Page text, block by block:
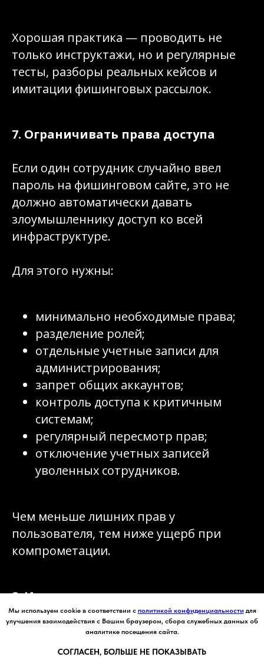
Хорошая практика — проводить не
только инструктажи, но и регулярные
тесты, разборы реальных кейсов и
имитации фишинговых рассылок.
7. Ограничивать права доступа
Если один сотрудник случайно ввел
пароль на фишинговом сайте, это не
должно автоматически давать
злоумышленнику доступ ко всей
инфраструктуре.
Для этого нужны:
минимально необходимые права;
разделение ролей;
отдельные учетные записи для
администрирования;
запрет общих аккаунтов;
контроль доступа к критичным
системам;
регулярный пересмотр прав;
отключение учетных записей
уволенных сотрудников.
Чем меньше лишних прав у
пользователя, тем ниже ущерб при
компрометации.
8. Использовать мониторинг и
реагирование
но и быстро замечать их признаки.
Мы используем cookie в соответствии с политикой конфиденциальности для
улучшения взаимодействия с Вашим браузером, сбора служебных данных об
аналитике посещения сайта.
СОГЛАСЕН, БОЛЬШЕ НЕ ПОКАЗЫВАТЬ